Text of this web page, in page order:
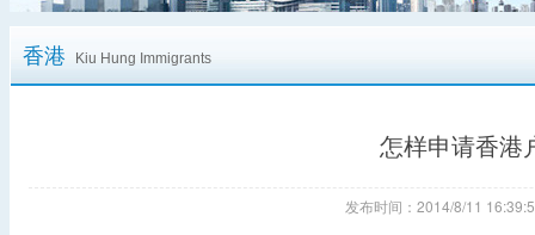
香港 Kiu Hung Immigrants
怎样申请香港
发布时间：2014/8/11